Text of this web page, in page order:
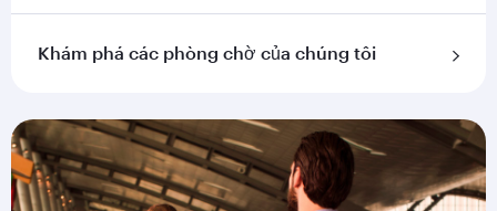
Khám phá các phòng chờ của chúng tôi